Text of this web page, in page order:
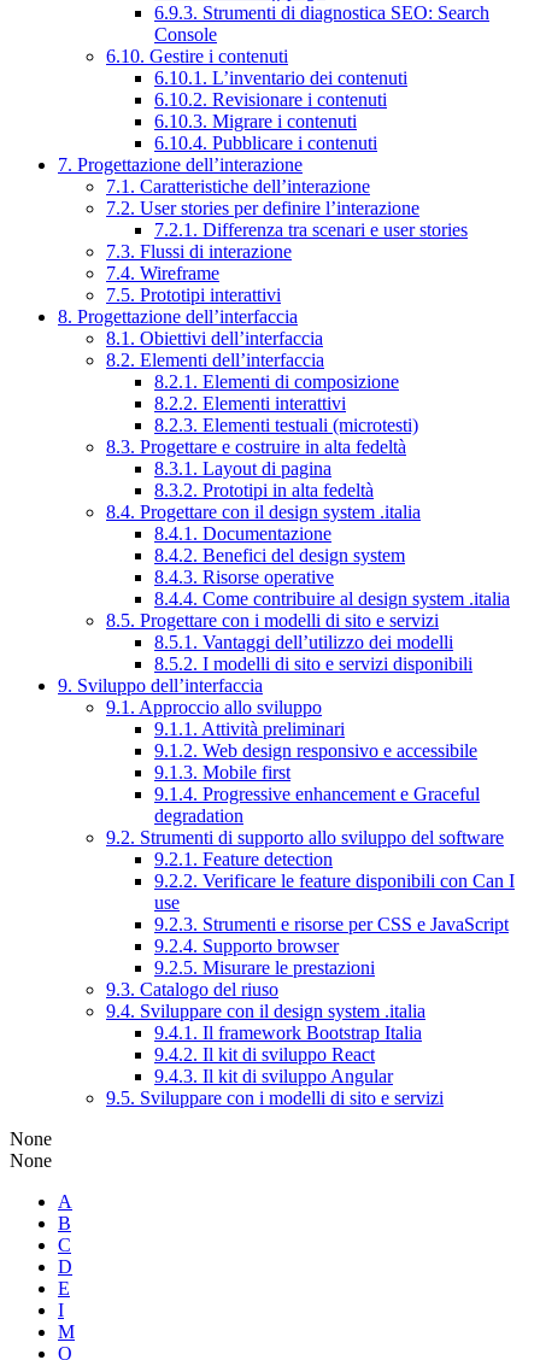
6.9.3. Strumenti di diagnostica SEO: Search
Console
6.10. Gestire i contenuti
6.10.1. L’inventario dei contenuti
6.10.2. Revisionare i contenuti
6.10.3. Migrare i contenuti
6.10.4. Pubblicare i contenuti
7. Progettazione dell’interazione
7.1. Caratteristiche dell’interazione
7.2. User stories per definire l’interazione
7.2.1. Differenza tra scenari e user stories
7.3. Flussi di interazione
7.4. Wireframe
7.5. Prototipi interattivi
8. Progettazione dell’interfaccia
8.1. Obiettivi dell’interfaccia
8.2. Elementi dell’interfaccia
8.2.1. Elementi di composizione
8.2.2. Elementi interattivi
8.2.3. Elementi testuali (microtesti)
8.3. Progettare e costruire in alta fedeltà
8.3.1. Layout di pagina
8.3.2. Prototipi in alta fedeltà
8.4. Progettare con il design system .italia
8.4.1. Documentazione
8.4.2. Benefici del design system
8.4.3. Risorse operative
8.4.4. Come contribuire al design system .italia
8.5. Progettare con i modelli di sito e servizi
8.5.1. Vantaggi dell’utilizzo dei modelli
8.5.2. I modelli di sito e servizi disponibili
9. Sviluppo dell’interfaccia
9.1. Approccio allo sviluppo
9.1.1. Attività preliminari
9.1.2. Web design responsivo e accessibile
9.1.3. Mobile first
9.1.4. Progressive enhancement e Graceful
degradation
9.2. Strumenti di supporto allo sviluppo del software
9.2.1. Feature detection
9.2.2. Verificare le feature disponibili con Can I
use
9.2.3. Strumenti e risorse per CSS e JavaScript
9.2.4. Supporto browser
9.2.5. Misurare le prestazioni
9.3. Catalogo del riuso
9.4. Sviluppare con il design system .italia
9.4.1. Il framework Bootstrap Italia
9.4.2. Il kit di sviluppo React
9.4.3. Il kit di sviluppo Angular
9.5. Sviluppare con i modelli di sito e servizi
None
None
A
B
C
D
E
I
M
O